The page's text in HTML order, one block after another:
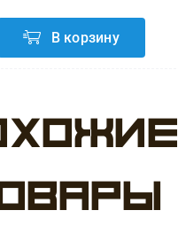
В корзину